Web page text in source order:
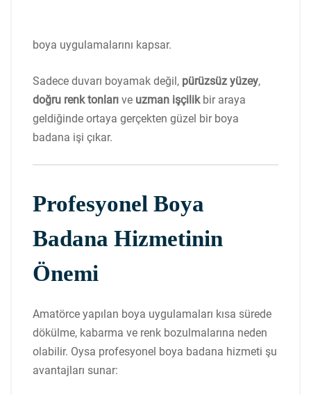
boya uygulamalarını kapsar.
Sadece duvarı boyamak değil, pürüzsüz yüzey,
doğru renk tonları ve uzman işçilikbir araya
geldiğinde ortaya gerçekten güzel bir boya
badana işi çıkar.
Profesyonel Boya
Badana Hizmetinin
Önemi
Amatörce yapılan boya uygulamaları kısa sürede
dökülme, kabarma ve renk bozulmalarına neden
olabilir. Oysa profesyonel boya badana hizmeti şu
avantajları sunar: